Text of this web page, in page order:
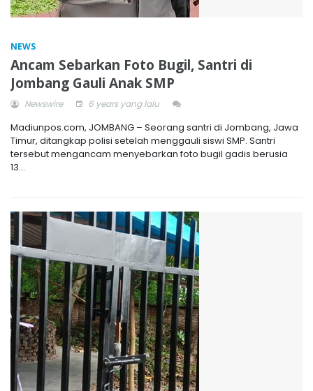
NEWS
Ancam Sebarkan Foto Bugil, Santri di
Jombang Gauli Anak SMP
Newswire 6 years yang lalu
Madiunpos.com, JOMBANG – Seorang santri di Jombang, Jawa
Timur, ditangkap polisi setelah menggauli siswi SMP. Santri
tersebut mengancam menyebarkan foto bugil gadis berusia
13...